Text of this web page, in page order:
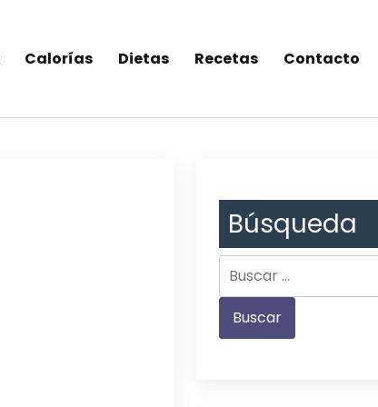
Calorías Dietas Recetas Contacto
Búsqueda